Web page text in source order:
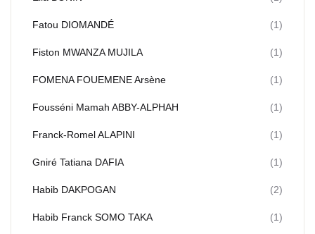
Fatou DIOMANDÉ (1)
Fiston MWANZA MUJILA (1)
FOMENA FOUEMENE Arsène (1)
Fousséni Mamah ABBY-ALPHAH (1)
Franck-Romel ALAPINI (1)
Gniré Tatiana DAFIA (1)
Habib DAKPOGAN (2)
Habib Franck SOMO TAKA (1)